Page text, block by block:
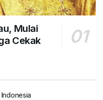
Mulai
Cekak